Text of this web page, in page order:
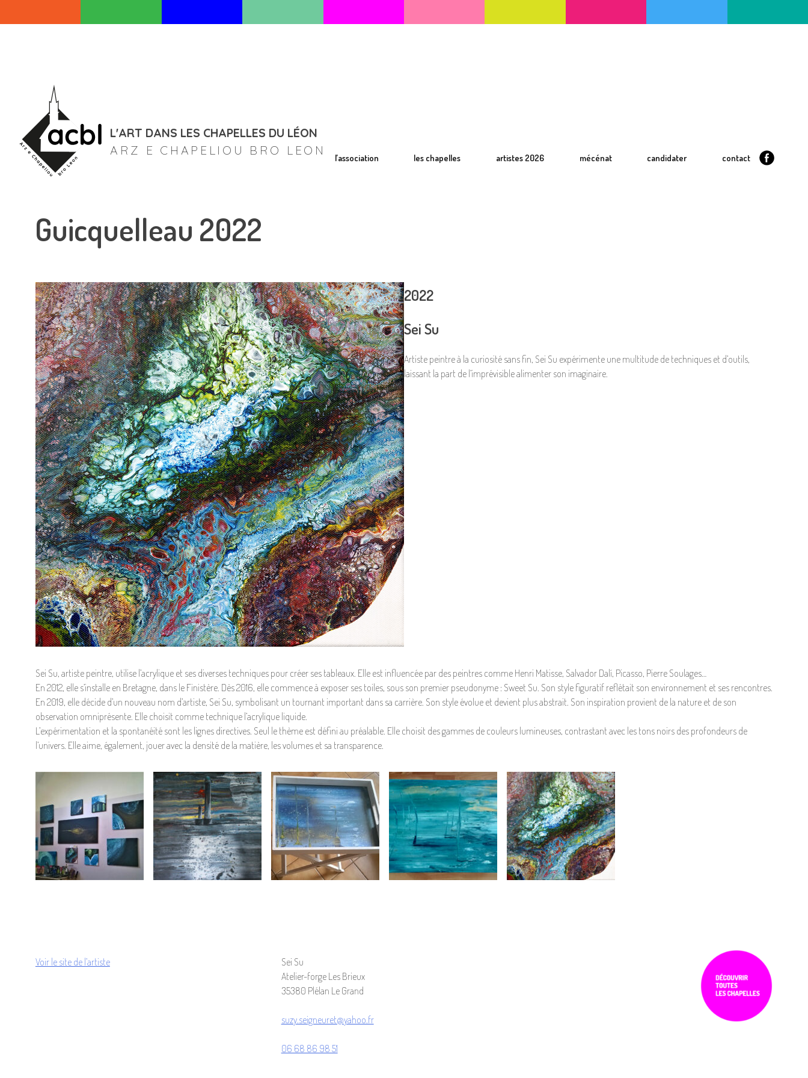
to
L'ART DANS LES CHAPELLES DU LÉON
ARZ E CHAPELIOU BRO LEON
l’association les chapelles artistes 2026 mécénat candidater contact
Guicquelleau 2022
2022
Sei Su
Artiste peintre à la curiosité sans fin, Sei Su expérimente une multitude de techniques et d’outils,
laissant la part de l’imprévisible alimenter son imaginaire.
Sei Su, artiste peintre, utilise l’acrylique et ses diverses techniques pour créer ses tableaux. Elle est influencée par des peintres comme Henri Matisse, Salvador Dalí, Picasso, Pierre Soulages…
En 2012, elle s’installe en Bretagne, dans le Finistère. Dès 2016, elle commence à exposer ses toiles, sous son premier pseudonyme : Sweet Su. Son style figuratif reflétait son environnement et ses rencontres.
En 2019, elle décide d’un nouveau nom d’artiste, Sei Su, symbolisant un tournant important dans sa carrière. Son style évolue et devient plus abstrait. Son inspiration provient de la nature et de son
observation omniprésente. Elle choisit comme technique l’acrylique liquide.
L’expérimentation et la spontanéité sont les lignes directives. Seul le thème est défini au préalable. Elle choisit des gammes de couleurs lumineuses, contrastant avec les tons noirs des profondeurs de
l’univers. Elle aime, également, jouer avec la densité de la matière, les volumes et sa transparence.
Voir le site de l’artiste
Sei Su
Atelier-forge Les Brieux
35380 Plélan Le Grand
suzy.seigneuret@yahoo.fr
06 68 86 98 51